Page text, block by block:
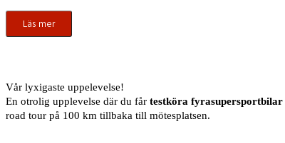
Läs mer
Vår lyxigaste uppelevelse!
En otrolig upplevelse där du får testköra fyrasupersportbilar
road tour på 100 km tillbaka till mötesplatsen.